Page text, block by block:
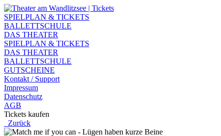
SPIELPLAN & TICKETS
BALLETTSCHULE
DAS THEATER
SPIELPLAN & TICKETS
DAS THEATER
BALLETTSCHULE
GUTSCHEINE
Kontakt / Support
Impressum
Datenschutz
AGB
Tickets kaufen
Zurück